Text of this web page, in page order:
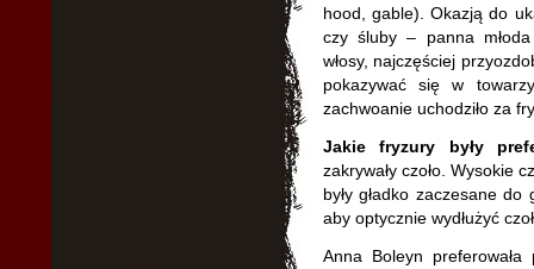
hood, gable). Okazją do
czy śluby – panna
włosy, najczęściej
pokazywać się w
zachwoanie uchodziło za
Jakie fryzury były
zakrywały czoło. Wysokie
były gładko zaczesane
aby optycznie wydłużyć
Anna Boleyn